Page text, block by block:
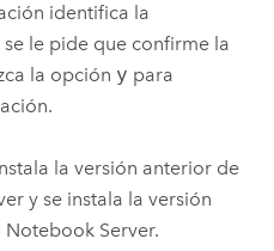
identifica la
le pide que confirme la
la opción y para
la versión anterior de
y se instala la versión
Notebook Server.